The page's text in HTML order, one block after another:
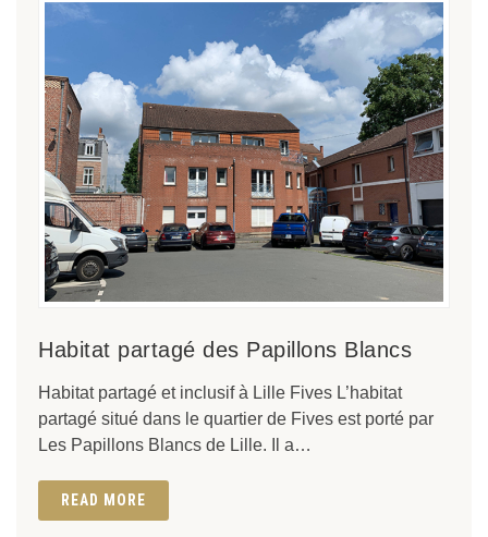
Habitat partagé des Papillons Blancs
Habitat partagé et inclusif à Lille Fives L’habitat
partagé situé dans le quartier de Fives est porté par
Les Papillons Blancs de Lille. Il a…
READ MORE